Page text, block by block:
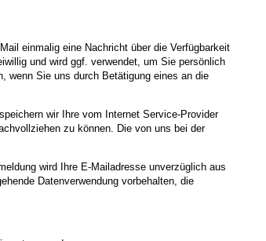
einmalig eine Nachricht über die Verfügbarkeit
und wird ggf. verwendet, um Sie persönlich
wenn Sie uns durch Betätigung eines an die
wir Ihre vom Internet Service-Provider
zu können. Die von uns bei der
wird Ihre E-Mailadresse unverzüglich aus
Datenverwendung vorbehalten, die